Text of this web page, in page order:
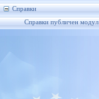
Справки
Справки публичен модул